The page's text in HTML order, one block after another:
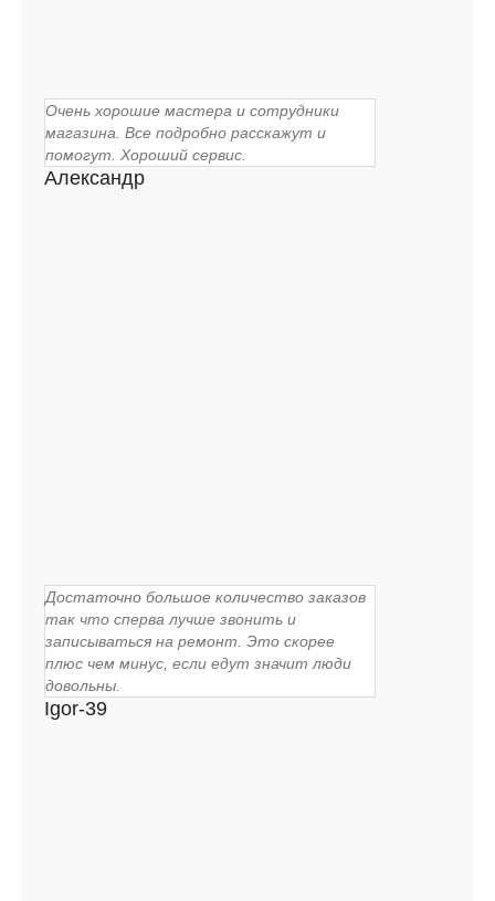
Очень хорошие мастера и сотрудники
магазина. Все подробно расскажут и
помогут. Хороший сервис.
Александр
Достаточно большое количество заказов
так что сперва лучше звонить и
записываться на ремонт. Это скорее
плюс чем минус, если едут значит люди
довольны.
Igor-39